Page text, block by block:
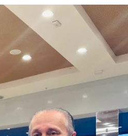
Oxóssi (BA)
da liberdade religiosa e